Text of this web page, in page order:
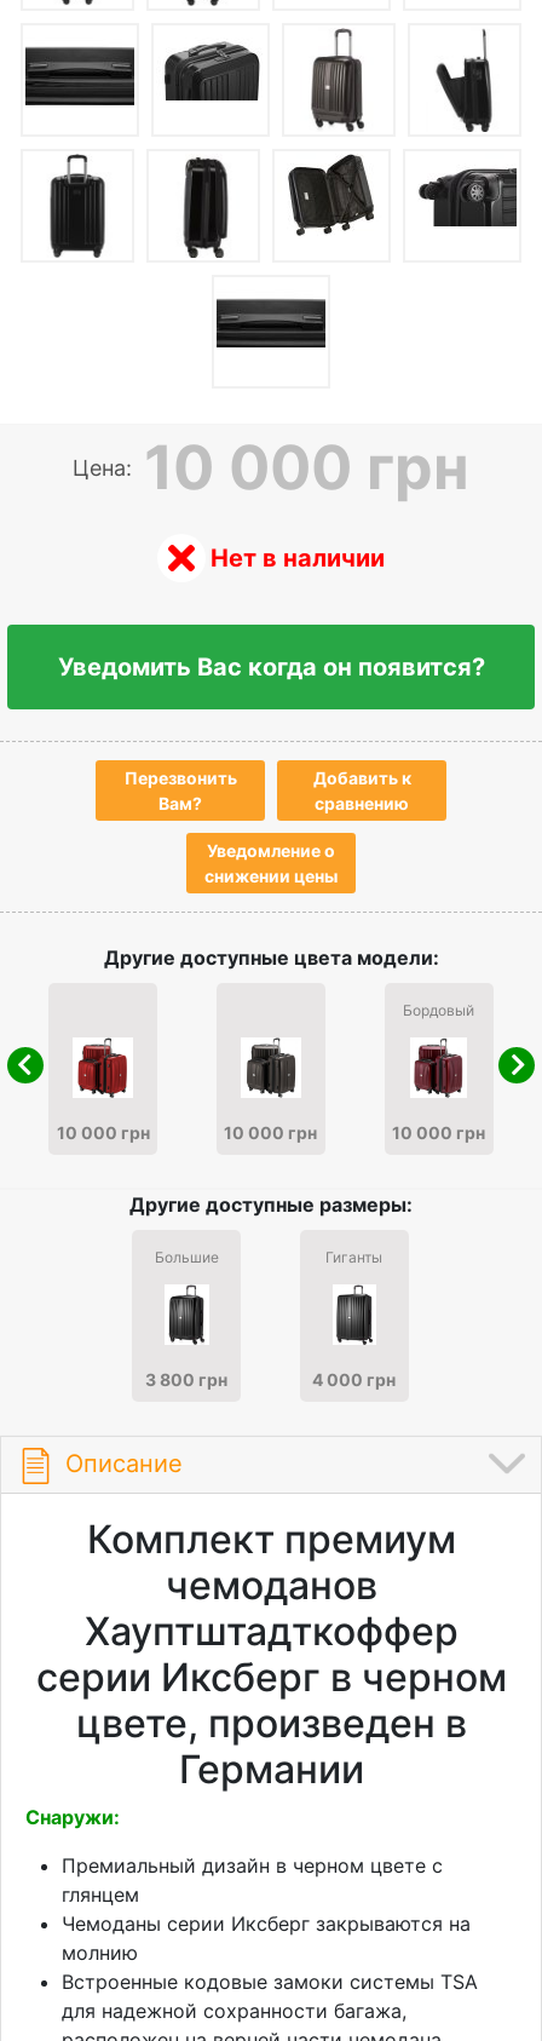
Цена: 10 000 грн
Нет в наличии
Уведомить Вас когда он появится?
Перезвонить
Вам?
Добавить к
сравнению
Уведомление о
снижении цены
Другие доступные цвета модели:
10 000 грн 10 000 грн
Бордовый
10 000 грн
Другие доступные размеры:
Большие
3 800 грн
Гиганты
4 000 грн
Описание
Комплект премиум
чемоданов
Хауптштадткоффер
серии Иксберг в черном
цвете, произведен в
Германии
Снаружи:
Премиальный дизайн в черном цвете с
глянцем
Чемоданы серии Иксберг закрываются на
молнию
Встроенные кодовые замоки системы TSA
для надежной сохранности багажа,